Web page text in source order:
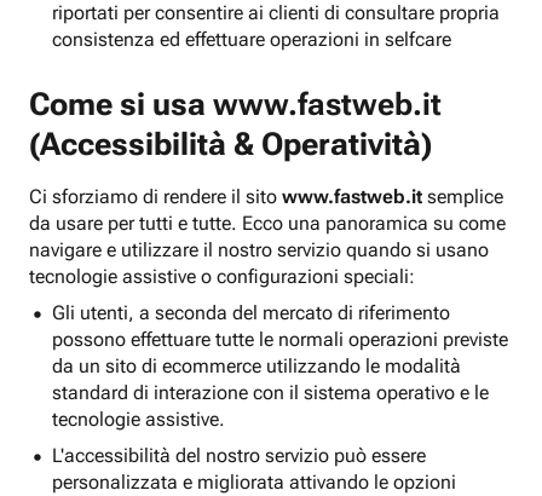
riportati per consentire ai clienti di consultare propria
consistenza ed effettuare operazioni in selfcare
Come si usa www.fastweb.it
(Accessibilità & Operatività)
Ci sforziamo di rendere il sito www.fastweb.it semplice
da usare per tutti e tutte. Ecco una panoramica su come
navigare e utilizzare il nostro servizio quando si usano
tecnologie assistive o configurazioni speciali:
Gli utenti, a seconda del mercato di riferimento
possono effettuare tutte le normali operazioni previste
da un sito di ecommerce utilizzando le modalità
standard di interazione con il sistema operativo e le
tecnologie assistive.
L'accessibilità del nostro servizio può essere
personalizzata e migliorata attivando le opzioni